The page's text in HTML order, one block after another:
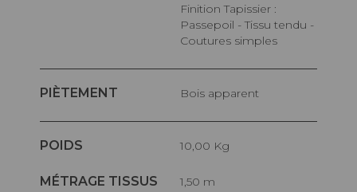
Finition Tapissier :
Passepoil - Tissu tendu -
Coutures simples
PIÈTEMENT Bois apparent
POIDS 10,00 Kg
MÉTRAGE TISSUS 1,50 m